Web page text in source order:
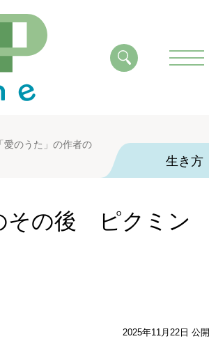
のうた」の作者の
生き方
その後 ピクミン
2025年11月22日 公開